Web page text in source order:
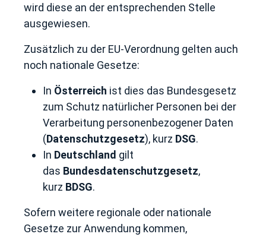
wird diese an der entsprechenden Stelle
ausgewiesen.
Zusätzlich zu der EU-Verordnung gelten auch
noch nationale Gesetze:
In Österreich ist dies das Bundesgesetz
zum Schutz natürlicher Personen bei der
Verarbeitung personenbezogener Daten
(Datenschutzgesetz), kurz DSG.
In Deutschland gilt
das Bundesdatenschutzgesetz,
kurz BDSG.
Sofern weitere regionale oder nationale
Gesetze zur Anwendung kommen,